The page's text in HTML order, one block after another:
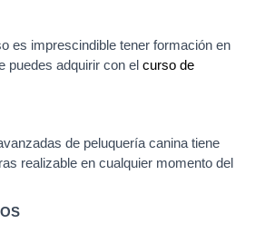
es imprescindible tener formación en
puedes adquirir con el curso de
de peluquería canina tiene
realizable en cualquier momento del